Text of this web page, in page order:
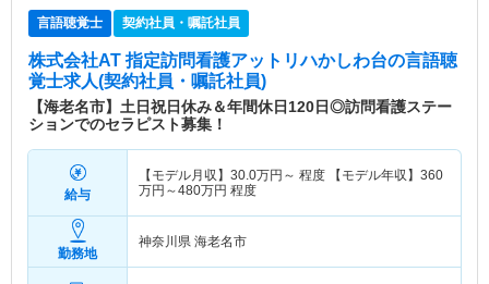
言語聴覚士 契約社員・嘱託社員
株式会社AT 指定訪問看護アットリハかしわ台の言語聴
覚士求人(契約社員・嘱託社員)
【海老名市】土日祝日休み＆年間休日120日◎訪問看護ステー
ションでのセラピスト募集！
給与
【モデル月収】 30.0万円～ 程度 【モデル年収】 360
万円～480万円 程度
勤務地
神奈川県 海老名市